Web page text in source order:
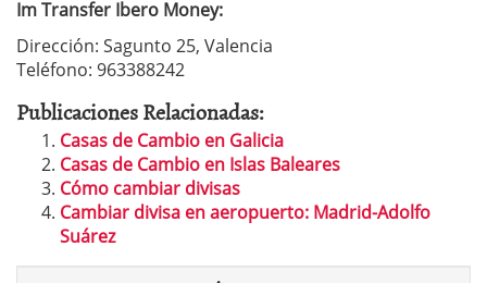
Im Transfer Ibero Money:
Dirección: Sagunto 25, Valencia
Teléfono: 963388242
Publicaciones Relacionadas:
Casas de Cambio en Galicia
Casas de Cambio en Islas Baleares
Cómo cambiar divisas
Cambiar divisa en aeropuerto: Madrid-Adolfo
Suárez